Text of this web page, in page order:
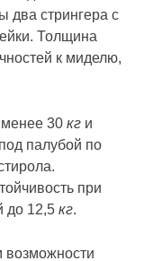
два стрингера с
Толщина
к миделю,
менее 30кг и
палубой по
при
до 12,5кг.
возможности